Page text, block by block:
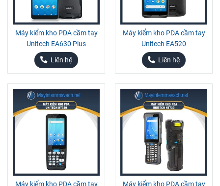
Máy kiểm kho PDA cầm tay
Unitech EA630 Plus
Liên hệ
Máy kiểm kho PDA cầm tay
Unitech EA520
Liên hệ
Máy kiểm kho PDA cầm tay
Máy kiểm kho PDA cầm tay